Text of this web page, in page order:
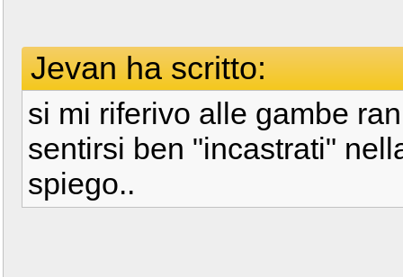
Jevan ha scritto:
si mi riferivo alle gambe
sentirsi ben "incastrati"
spiego..